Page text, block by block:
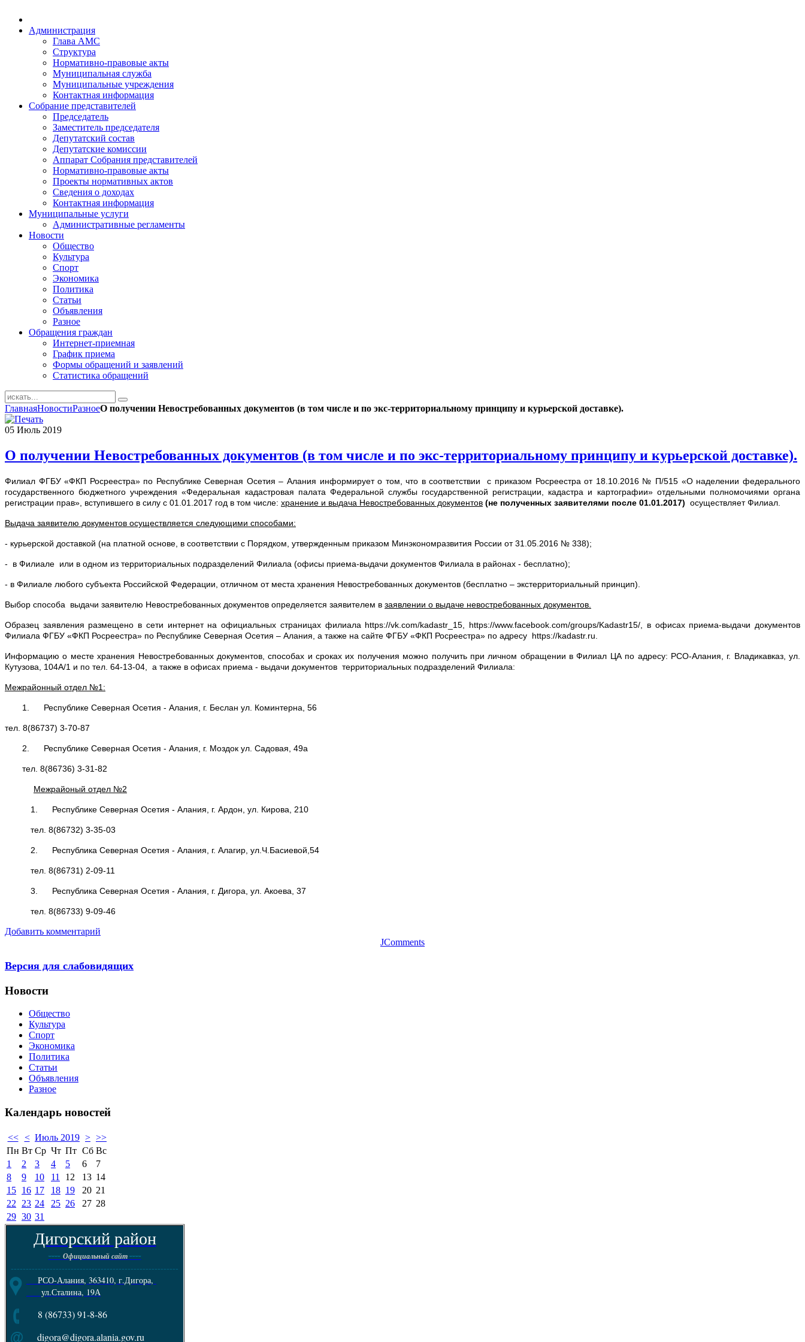
Администрация
Глава АМС
Структура
Нормативно-правовые акты
Муниципальная служба
Муниципальные учреждения
Контактная информация
Собрание представителей
Председатель
Заместитель председателя
Депутатский состав
Депутатские комиссии
Аппарат Собрания представителей
Нормативно-правовые акты
Проекты нормативных актов
Сведения о доходах
Контактная информация
Муниципальные услуги
Административные регламенты
Новости
Общество
Культура
Спорт
Экономика
Политика
Статьи
Объявления
Разное
Обращения граждан
Интернет-приемная
График приема
Формы обращений и заявлений
Статистика обращений
ГлавнаяНовостиРазноеО получении Невостребованных документов (в том числе и по экс-территориальному принципу и курьерской доставке).
05 Июль 2019
О получении Невостребованных документов (в том числе и по экс-территориальному принципу и курьерской доставке).
Филиал ФГБУ «ФКП Росреестра» по Республике Северная Осетия – Алания информирует о том, что в соответствии с приказом Росреестра от 18.10.2016 № П/515 «О наделении федерального
государственного бюджетного учреждения «Федеральная кадастровая палата Федеральной службы государственной регистрации, кадастра и картографии» отдельными полномочиями органа
регистрации прав», вступившего в силу с 01.01.2017 год в том числе: хранение и выдача Невостребованных документов (не полученных заявителями после 01.01.2017) осуществляет Филиал.
Выдача заявителю документов осуществляется следующими способами:
- курьерской доставкой (на платной основе, в соответствии с Порядком, утвержденным приказом Минэкономразвития России от 31.05.2016 № 338);
- в Филиале или в одном из территориальных подразделений Филиала (офисы приема-выдачи документов Филиала в районах - бесплатно);
- в Филиале любого субъекта Российской Федерации, отличном от места хранения Невостребованных документов (бесплатно – экстерриториальный принцип).
Выбор способа выдачи заявителю Невостребованных документов определяется заявителем в заявлении о выдаче невостребованных документов.
Образец заявления размещено в сети интернет на официальных страницах филиала https://vk.com/kadastr_15, https://www.facebook.com/groups/Kadastr15/, в офисах приема-выдачи документов
Филиала ФГБУ «ФКП Росреестра» по Республике Северная Осетия – Алания, а также на сайте ФГБУ «ФКП Росреестра» по адресу https://kadastr.ru.
Информацию о месте хранения Невостребованных документов, способах и сроках их получения можно получить при личном обращении в Филиал ЦА по адресу: РСО-Алания, г. Владикавказ, ул.
Кутузова, 104А/1 и по тел. 64-13-04, а также в офисах приема - выдачи документов территориальных подразделений Филиала:
Межрайонный отдел №1:
1. Республике Северная Осетия - Алания, г. Беслан ул. Коминтерна, 56
тел. 8(86737) 3-70-87
2. Республике Северная Осетия - Алания, г. Моздок ул. Садовая, 49а
тел. 8(86736) 3-31-82
Межрайоный отдел №2
1. Республике Северная Осетия - Алания, г. Ардон, ул. Кирова, 210
тел. 8(86732) 3-35-03
2. Республика Северная Осетия - Алания, г. Алагир, ул.Ч.Басиевой,54
тел. 8(86731) 2-09-11
3. Республика Северная Осетия - Алания, г. Дигора, ул. Акоева, 37
тел. 8(86733) 9-09-46
Добавить комментарий
JComments
Версия для слабовидящих
Новости
Общество
Культура
Спорт
Экономика
Политика
Статьи
Объявления
Разное
Календарь новостей
<< < Июль 2019 > >>
Пн Вт Ср Чт Пт Сб Вс
1
2 3 4 5 6
7
8
9 10 11 12 13 14
15 16 17 18 19 20 21
22
23 24 25 26 27 28
29 30 31
Дигорский район
---- Официальный сайт----
--------------------------------------------------------
РСО-Алания, 363410, г.Дигора,
ул.Сталина, 19А
8 (86733) 91-8-86
digora@digora.alania.gov.ru